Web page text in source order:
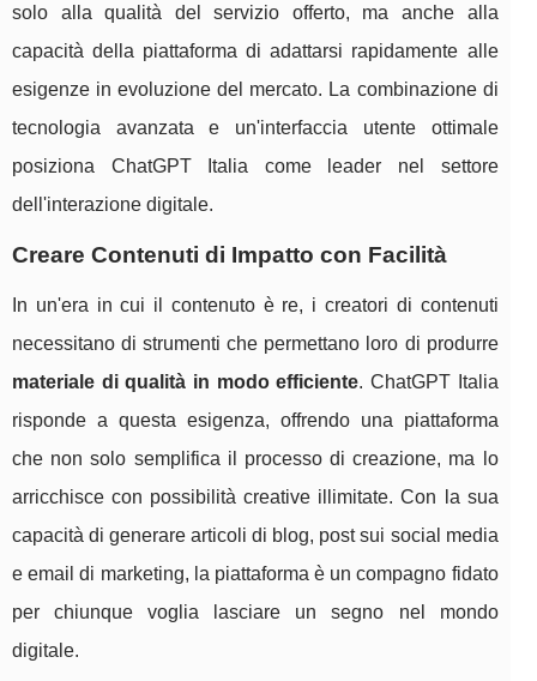
solo alla qualità del servizio offerto, ma anche alla
capacità della piattaforma di adattarsi rapidamente alle
esigenze in evoluzione del mercato. La combinazione di
tecnologia avanzata e un'interfaccia utente ottimale
posiziona ChatGPT Italia come leader nel settore
dell'interazione digitale.
Creare Contenuti di Impatto con Facilità
In un'era in cui il contenuto è re, i creatori di contenuti
necessitano di strumenti che permettano loro di produrre
materiale di qualità in modo efficiente. ChatGPT Italia
risponde a questa esigenza, offrendo una piattaforma
che non solo semplifica il processo di creazione, ma lo
arricchisce con possibilità creative illimitate. Con la sua
capacità di generare articoli di blog, post sui social media
e email di marketing, la piattaforma è un compagno fidato
per chiunque voglia lasciare un segno nel mondo
digitale.